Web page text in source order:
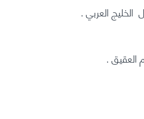
العقيق .